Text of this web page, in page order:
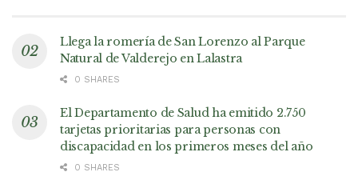
Llega la romería de San Lorenzo al Parque
Natural de Valderejo en Lalastra
0 SHARES
El Departamento de Salud ha emitido 2.750
tarjetas prioritarias para personas con
discapacidad en los primeros meses del año
0 SHARES